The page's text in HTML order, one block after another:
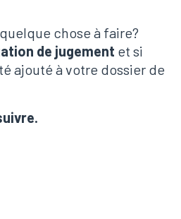
chose à faire?
de jugement et si
ajouté à votre dossier de